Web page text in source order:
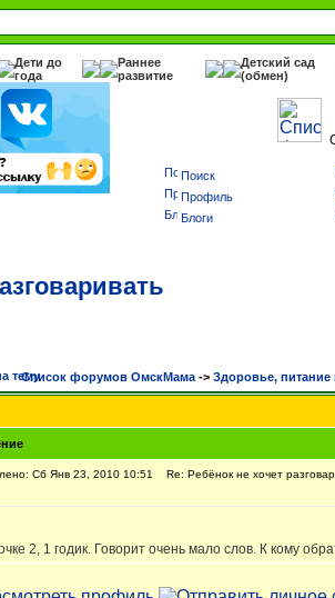
Дети до
года
Раннее
развитие
Детский сад
(обмен)
Поиск
Профиль
Блоги
Список форумов ОмскМама -> Здоровье, питание
Сб Янв 23, 2010 10:51 Re: Ребёнок не хочет
2, 1 годик. Говорит очень мало слов. К кому